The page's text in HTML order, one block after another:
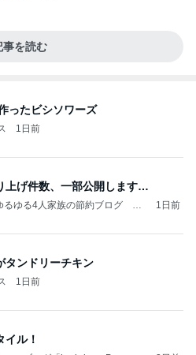
事を読む
ったビシソワーズ
1日前
上げ件数、一部公開します…
るゆる4人家族の節約ブログ 〜
1日前
タンドリーチキン
1日前
イル！